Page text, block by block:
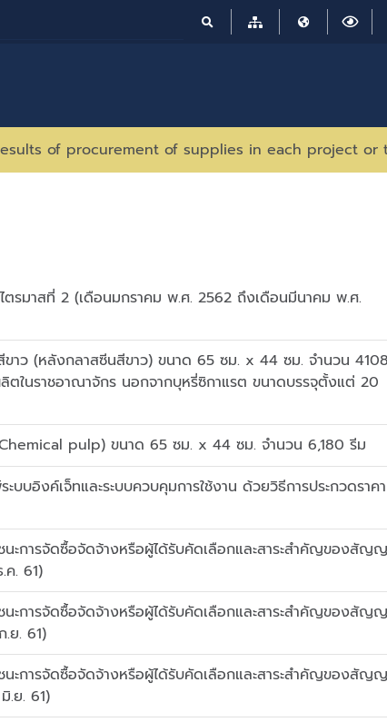
of procurement of supplies in each project or
ำไตรมาสที่ 2 (เดือนมกราคม พ.ศ. 2562 ถึงเดือนมีนาคม พ.ศ.
ขาว (หลังกลาสซีนสีขาว) ขนาด 65 ซม. x 44 ซม. จำนวน 4108
ในราชอาณาจักร นอกจากบุหรี่ซิกาแรต ขนาดบรรจุตั้งแต่ 20
(Chemical pulp) ขนาด 65 ซม. x 44 ซม. จำนวน 6,180 รีม
บบอิงค์เจ็ทและระบบควบคุมการใช้งาน ด้วยวิธีการประกวดราคา
นะการจัดซื้อจัดจ้างหรือผู้ได้รับคัดเลือกและสาระสำคัญของสัญ
ค. 61)
นะการจัดซื้อจัดจ้างหรือผู้ได้รับคัดเลือกและสาระสำคัญของสัญ
ย. 61)
นะการจัดซื้อจัดจ้างหรือผู้ได้รับคัดเลือกและสาระสำคัญของสัญ
.ย. 61)